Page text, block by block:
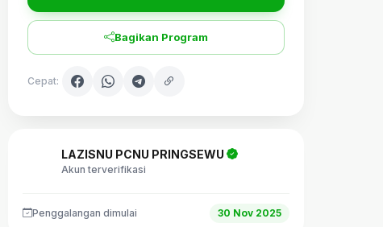
Bagikan Program
Cepat:
LAZISNU PCNU PRINGSEWU
Akun terverifikasi
Penggalangan dimulai 30 Nov 2025